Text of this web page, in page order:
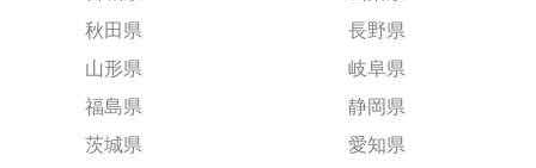
秋田県
山形県
福島県
茨城県
長野県
岐阜県
静岡県
愛知県